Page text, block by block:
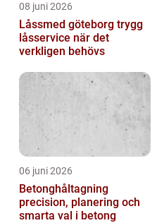
08 juni 2026
Låssmed göteborg trygg
låsservice när det
verkligen behövs
06 juni 2026
Betonghåltagning
precision, planering och
smarta val i betong